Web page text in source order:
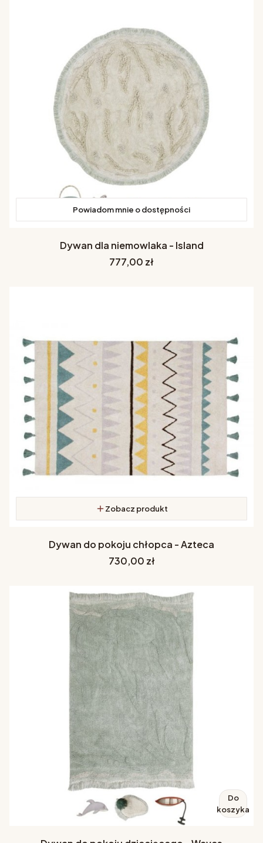
Powiadom mnie o dostępności
Dywan dla niemowlaka - Island
Cena
777,00 zł
Zobacz produkt
Dywan do pokoju chłopca - Azteca
Cena
730,00 zł
Do
koszyka